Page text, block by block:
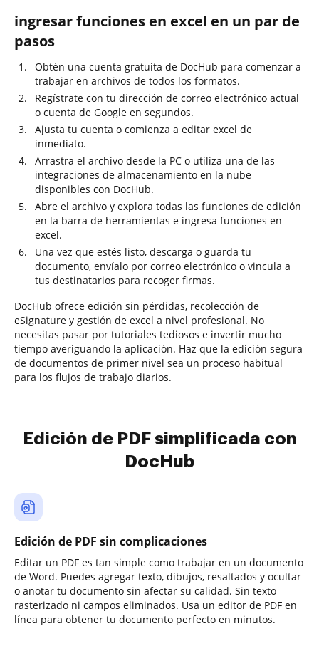
ingresar funciones en excel en un par de
pasos
Obtén una cuenta gratuita de DocHub para comenzar a
trabajar en archivos de todos los formatos.
Regístrate con tu dirección de correo electrónico actual
o cuenta de Google en segundos.
Ajusta tu cuenta o comienza a editar excel de
inmediato.
Arrastra el archivo desde la PC o utiliza una de las
integraciones de almacenamiento en la nube
disponibles con DocHub.
Abre el archivo y explora todas las funciones de edición
en la barra de herramientas e ingresa funciones en
excel.
Una vez que estés listo, descarga o guarda tu
documento, envíalo por correo electrónico o vincula a
tus destinatarios para recoger firmas.
DocHub ofrece edición sin pérdidas, recolección de
eSignature y gestión de excel a nivel profesional. No
necesitas pasar por tutoriales tediosos e invertir mucho
tiempo averiguando la aplicación. Haz que la edición segura
de documentos de primer nivel sea un proceso habitual
para los flujos de trabajo diarios.
Edición de PDF simplificada con
DocHub
Edición de PDF sin complicaciones
Editar un PDF es tan simple como trabajar en un documento
de Word. Puedes agregar texto, dibujos, resaltados y ocultar
o anotar tu documento sin afectar su calidad. Sin texto
rasterizado ni campos eliminados. Usa un editor de PDF en
línea para obtener tu documento perfecto en minutos.